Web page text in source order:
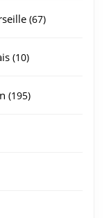
6767
1010
195195